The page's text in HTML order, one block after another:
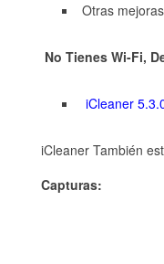
Otras
No Tienes Wi-Fi,
iCleaner
iCleaner También
Capturas: